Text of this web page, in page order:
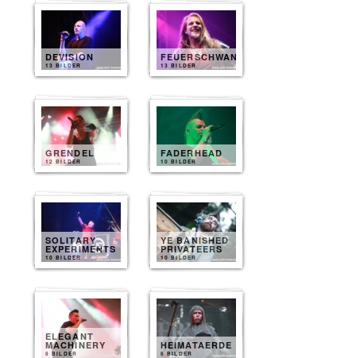
DEVISION
13 BILDER
FEUERSCHWANZ
13 BILDER
GRENDEL
12 BILDER
FADERHEAD
10 BILDER
SOLITARY
EXPERIMENTS
10 BILDER
YE BANISHED
PRIVATEERS
10 BILDER
ELEGANT
MACHINERY
8 BILDER
HEIMATAERDE
8 BILDER